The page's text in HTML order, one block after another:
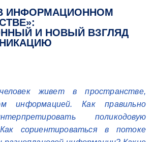
ИНФОРМАЦИОННОМ
И НОВЫЙ ВЗГЛЯД
живет в пространстве,
информацией. Как правильно
поликодовую
сориентироваться в потоке